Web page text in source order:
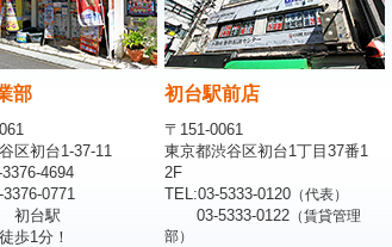
部
区初台1-37-11
4694
3376-0771
初台駅
歩1分！
初台駅前店
〒151-0061
東京都渋谷区初台1丁目37番1
2F
TEL:03-5333-0120 （代表）
03-5333-0122（賃貸管理
部）